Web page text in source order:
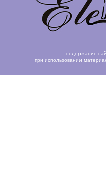
содержание
при использовании